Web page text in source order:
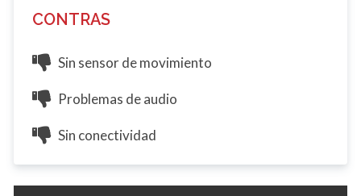
CONTRAS
Sin sensor de movimiento
Problemas de audio
Sin conectividad